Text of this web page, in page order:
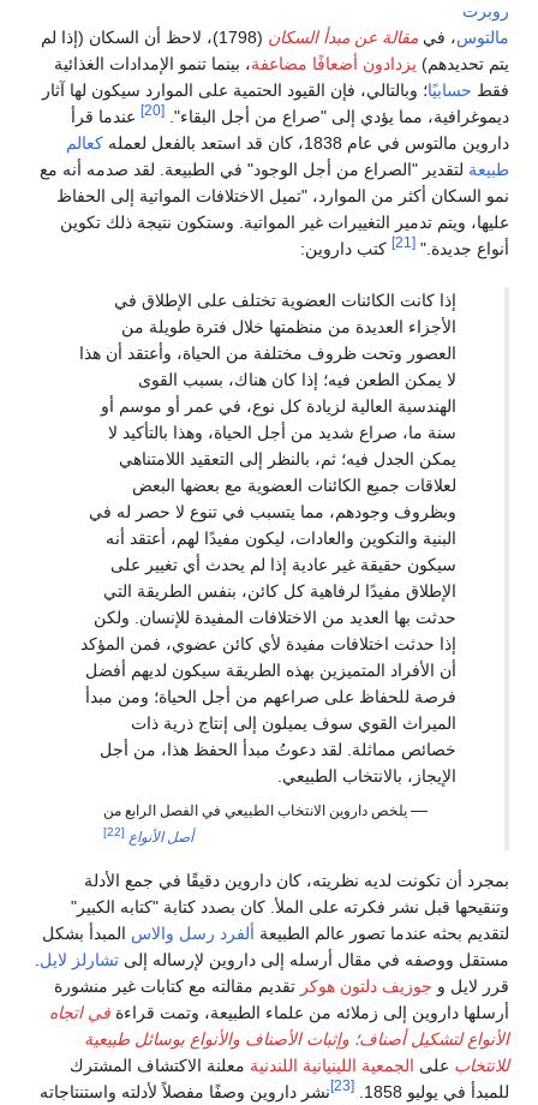
روبرت
مالتوس، في مقالة عن مبدأ السكان
(1798)، لاحظ أن السكان (إذا لم
يتم تحديدهم) يزدادون أضعافًا مضاعفة، بينما تنمو الإمدادات الغذائية
فقط حسابيًا؛ وبالتالي، فإن القيود الحتمية على الموارد سيكون لها آثار
ديموغرافية، مما يؤدي إلى "صراع من أجل البقاء". [20]
عندما قرأ
داروين مالتوس في عام 1838، كان قد استعد بالفعل لعمله
كعالم
طبيعة لتقدير "الصراع من أجل الوجود" في الطبيعة. لقد صدمه أنه مع
نمو السكان أكثر من الموارد، "تميل الاختلافات المواتية إلى الحفاظ
عليها، ويتم تدمير التغييرات غير المواتية. وستكون نتيجة ذلك تكوين
أنواع جديدة." [21] كتب داروين:
إذا كانت الكائنات العضوية تختلف على الإطلاق في
الأجزاء العديدة من منظمتها خلال فترة طويلة من
العصور وتحت ظروف مختلفة من الحياة، وأعتقد أن هذا
لا يمكن الطعن فيه؛ إذا كان هناك، بسبب القوى
الهندسية العالية لزيادة كل نوع، في عمر أو موسم أو
سنة ما، صراع شديد من أجل الحياة، وهذا بالتأكيد لا
يمكن الجدل فيه؛ ثم، بالنظر إلى التعقيد اللامتناهي
لعلاقات جميع الكائنات العضوية مع بعضها البعض
وبظروف وجودهم، مما يتسبب في تنوع لا حصر له في
البنية والتكوين والعادات، ليكون مفيدًا لهم، أعتقد أنه
سيكون حقيقة غير عادية إذا لم يحدث أي تغيير على
الإطلاق مفيدًا لرفاهية كل كائن، بنفس الطريقة التي
حدثت بها العديد من الاختلافات المفيدة للإنسان. ولكن
إذا حدثت اختلافات مفيدة لأي كائن عضوي، فمن المؤكد
أن الأفراد المتميزين بهذه الطريقة سيكون لديهم أفضل
فرصة للحفاظ على صراعهم من أجل الحياة؛ ومن مبدأ
الميراث القوي سوف يميلون إلى إنتاج ذرية ذات
خصائص مماثلة. لقد دعوتُ مبدأ الحفظ هذا، من أجل
الإيجاز، بالانتخاب الطبيعي.
— يلخص داروين الانتخاب الطبيعي في الفصل الرابع من
أصل الأنواع [22]
بمجرد أن تكونت لديه نظريته، كان داروين دقيقًا في جمع الأدلة
وتنقيحها قبل نشر فكرته على الملأ. كان بصدد كتابة "كتابه الكبير"
لتقديم بحثه عندما تصور عالم الطبيعة ألفرد رسل والاس المبدأ بشكل
مستقل ووصفه في مقال أرسله إلى داروين لإرساله إلى تشارلز لايل.
قرر لايل و جوزيف دلتون هوكر تقديم مقالته مع كتابات غير منشورة
أرسلها داروين إلى زملائه من علماء الطبيعة، وتمت قراءة في اتجاه
الأنواع لتشكيل أصناف؛ وإثبات الأصناف والأنواع بوسائل طبيعية
للانتخاب على الجمعية اللينيانية اللندنية معلنة الاكتشاف المشترك
للمبدأ في يوليو 1858.
[23]
نشر داروين وصفًا مفصلاً لأدلته واستنتاجاته